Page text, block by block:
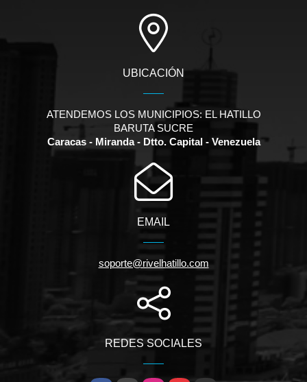
UBICACIÓN
ATENDEMOS LOS MUNICIPIOS: EL HATILLO
BARUTA SUCRE
Caracas - Miranda - Dtto. Capital - Venezuela
EMAIL
soporte@rivelhatillo.com
REDES SOCIALES